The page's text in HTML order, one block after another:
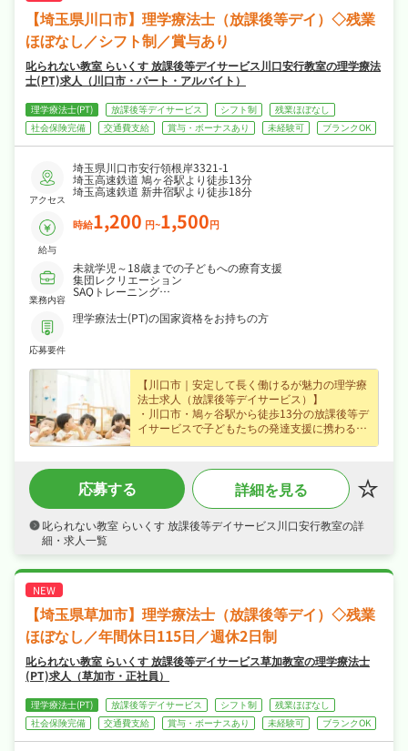
【埼玉県川口市】理学療法士（放課後等デイ）◇残業
ほぼなし／シフト制／賞与あり
叱られない教室 らいくす 放課後等デイサービス川口安行教室の理学療法
士(PT)求人（川口市・パート・アルバイト）
理学療法士(PT) 放課後等デイサービス シフト制
残業ほぼなし
社会保険完備
交通費支給 賞与・ボーナスあり 未経験可 ブランクOK
アクセス
埼玉県川口市安行領根岸3321-1
埼玉高速鉄道 鳩ヶ谷駅より徒歩13分
埼玉高速鉄道 新井宿駅より徒歩18分
給与
時給1,200 円~1,500円
業務内容
未就学児～18歳までの子どもへの療育支援
集団レクリエーション
SAQトレーニング
ソーシャルスキルトレーニング支援
送迎業務あり
応募要件
理学療法士(PT)の国家資格をお持ちの方
【川口市｜安定して長く働けるが魅力の理学療
法士求人（放課後等デイサービス）】
・川口市・鳩ヶ谷駅から徒歩13分の放課後等デ
イサービスで子どもたちの発達支援に携わる理
・賞与あり・昇給ありなど好待遇で、時給
1,200円のパート・アルバイト求人、ライフス
タイルに合わせて無理なく働けます！
やすくオンオフを切り替えて長く続けられる環
充実、はじめての方も安心して飛び込める職場
応募する 詳細を見る
叱られない教室 らいくす 放課後等デイサービス川口安行教室の詳
細・求人一覧
【埼玉県草加市】理学療法士（放課後等デイ）◇残業
ほぼなし／年間休日115日／週休2日制
叱られない教室 らいくす 放課後等デイサービス草加教室の理学療法士
(PT)求人（草加市・正社員）
理学療法士(PT) 放課後等デイサービス シフト制
残業ほぼなし
社会保険完備
交通費支給 賞与・ボーナスあり 未経験可 ブランクOK